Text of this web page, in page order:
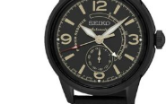
originale
era:
480,00€.